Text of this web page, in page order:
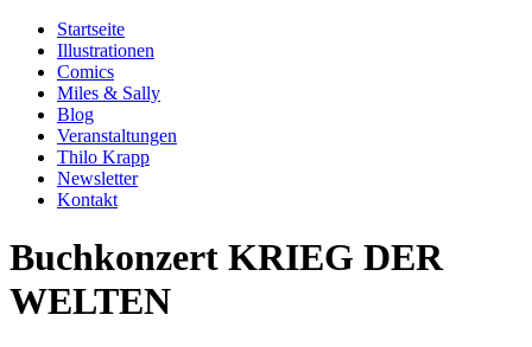
Startseite
Illustrationen
Comics
Miles & Sally
Blog
Veranstaltungen
Thilo Krapp
Newsletter
Kontakt
Buchkonzert KRIEG DER
WELTEN